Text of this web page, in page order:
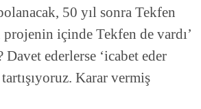
50 yıl sonra Tekfen
projenin içinde Tekfen de vardı’
ederlerse ‘icabet eder
Karar vermiş